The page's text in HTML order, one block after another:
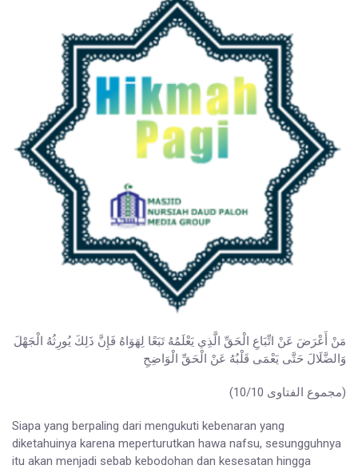
مَنْ أَعْرَضَ عَنْ اتِّبَاعِ الْحَقِّ الَّذِي يَعْلَمُهُ تَبَعًا لِهَوَاهُ فَإِنَّ ذَلِكَ يُورِثُهُ الْجَهْلَ
وَالضَّلَالَ حَتَّى يَعْمَى قَلْبُهُ عَنْ الْحَقِّ الْوَاضِحِ
(مجموع الفتاوى 10/10)
Siapa yang berpaling dari mengukuti kebenaran yang
diketahuinya karena meperturutkan hawa nafsu, sesungguhnya
itu akan menjadi sebab kebodohan dan kesesatan hingga